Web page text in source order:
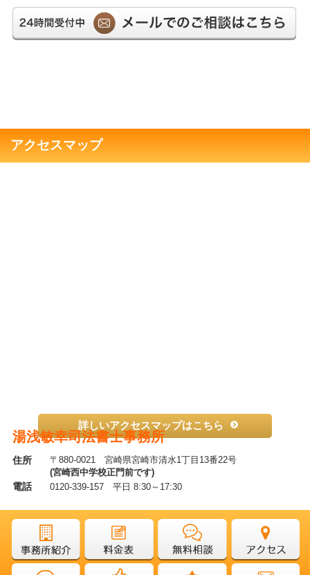
アクセスマップ
湯浅敏幸司法書士事務所
住所
〒880-0021 宮崎県宮崎市清水1丁目13番22号
(宮崎西中学校正門前です)
電話 0120-339-157 平日 8:30～17:30
詳しいアクセスマップはこちら